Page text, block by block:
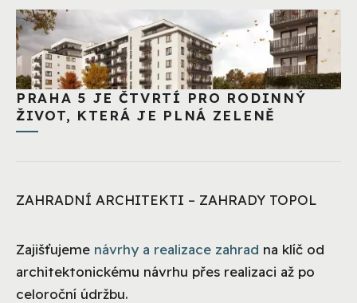
PRAHA 5 JE ČTVRTÍ PRO RODINNÝ
ŽIVOT, KTERÁ JE PLNÁ ZELENĚ
ZAHRADNÍ ARCHITEKTI – ZAHRADY TOPOL
Zajišťujeme návrhy a realizace zahrad na klíč od
architektonickému návrhu přes realizaci až po
celoroční údržbu.